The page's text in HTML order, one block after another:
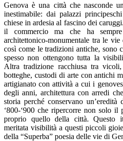
Genova è una città che nasconde
inestimabile: dai palazzi
chiese in ardesia al fascino dei
il commercio ma che ha
architettonico-monumentale tra le
così come le tradizioni antiche, sono
spesso non ottengono tutta la
Altra tradizione racchiusa tra
botteghe, custodi di arte con antichi
artigianato con attività a cui i
degli anni, architettura con arredi
storia perché conservano
‘800-‘900 che ripercorre non solo il
proprio quello della città. Questo
meritata visibilità a questi piccoli
della “Superba” poesia delle vie di